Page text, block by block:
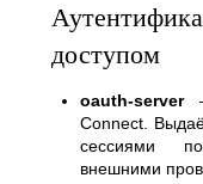
доступом
oauth-server—
Connect.
сессиями
внешними